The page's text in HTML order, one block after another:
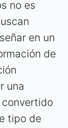
no es
en un
de
una
tipo de